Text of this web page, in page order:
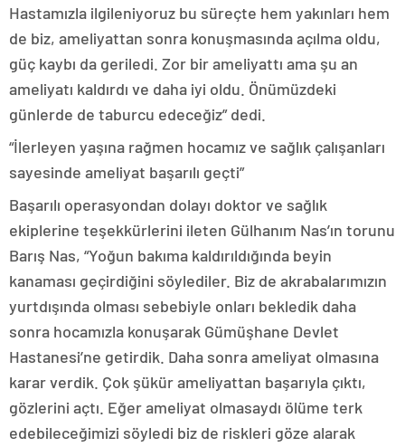
Hastamızla ilgileniyoruz bu süreçte hem yakınları hem
de biz, ameliyattan sonra konuşmasında açılma oldu,
güç kaybı da geriledi. Zor bir ameliyattı ama şu an
ameliyatı kaldırdı ve daha iyi oldu. Önümüzdeki
günlerde de taburcu edeceğiz” dedi.
“İlerleyen yaşına rağmen hocamız ve sağlık çalışanları
sayesinde ameliyat başarılı geçti”
Başarılı operasyondan dolayı doktor ve sağlık
ekiplerine teşekkürlerini ileten Gülhanım Nas’ın torunu
Barış Nas, “Yoğun bakıma kaldırıldığında beyin
kanaması geçirdiğini söylediler. Biz de akrabalarımızın
yurtdışında olması sebebiyle onları bekledik daha
sonra hocamızla konuşarak Gümüşhane Devlet
Hastanesi’ne getirdik. Daha sonra ameliyat olmasına
karar verdik. Çok şükür ameliyattan başarıyla çıktı,
gözlerini açtı. Eğer ameliyat olmasaydı ölüme terk
edebileceğimizi söyledi biz de riskleri göze alarak